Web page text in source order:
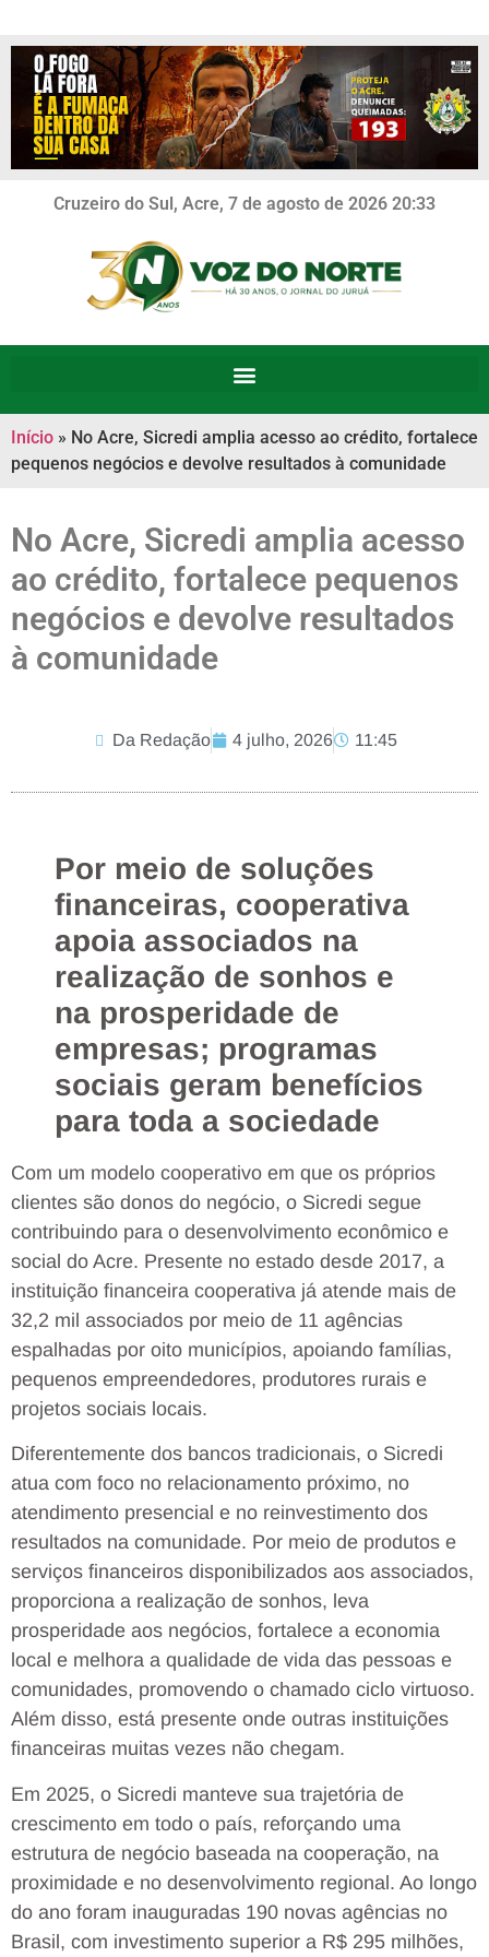
Cruzeiro do Sul, Acre, 7 de agosto de 2026 20:33
Início » No Acre, Sicredi amplia acesso ao crédito, fortalece
pequenos negócios e devolve resultados à comunidade
No Acre, Sicredi amplia acesso
ao crédito, fortalece pequenos
negócios e devolve resultados
à comunidade
Da Redação 4 julho, 2026 11:45
Por meio de soluções
financeiras, cooperativa
apoia associados na
realização de sonhos e
na prosperidade de
empresas; programas
sociais geram benefícios
para toda a sociedade
Com um modelo cooperativo em que os próprios
clientes são donos do negócio, o Sicredi segue
contribuindo para o desenvolvimento econômico e
social do Acre. Presente no estado desde 2017, a
instituição financeira cooperativa já atende mais de
32,2 mil associados por meio de 11 agências
espalhadas por oito municípios, apoiando famílias,
pequenos empreendedores, produtores rurais e
projetos sociais locais.
Diferentemente dos bancos tradicionais, o Sicredi
atua com foco no relacionamento próximo, no
atendimento presencial e no reinvestimento dos
resultados na comunidade. Por meio de produtos e
serviços financeiros disponibilizados aos associados,
proporciona a realização de sonhos, leva
prosperidade aos negócios, fortalece a economia
local e melhora a qualidade de vida das pessoas e
comunidades, promovendo o chamado ciclo virtuoso.
Além disso, está presente onde outras instituições
financeiras muitas vezes não chegam.
Em 2025, o Sicredi manteve sua trajetória de
crescimento em todo o país, reforçando uma
estrutura de negócio baseada na cooperação, na
proximidade e no desenvolvimento regional. Ao longo
do ano foram inauguradas 190 novas agências no
Brasil, com investimento superior a R$ 295 milhões,